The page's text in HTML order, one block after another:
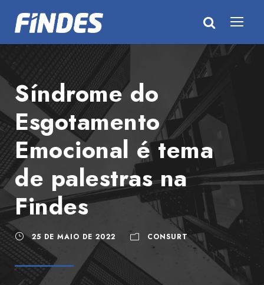
Síndrome do
Esgotamento
Emocional é tema
de palestras na
Findes
25 DE MAIO DE 2022 CONSURT